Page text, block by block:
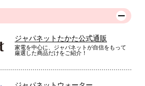
ジャパネットたかた公式通販
家電を中心に、ジャパネットが自信をもって
厳選した商品だけをご紹介！